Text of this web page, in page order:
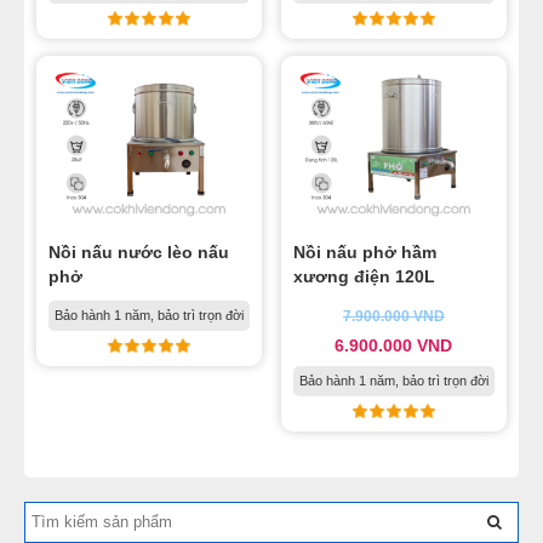
Nồi nấu nước lèo nấu
phở
Bảo hành 1 năm, bảo trì trọn đời
Nồi nấu phở hầm
xương điện 120L
7.900.000VND
6.900.000VND
Bảo hành 1 năm, bảo trì trọn đời